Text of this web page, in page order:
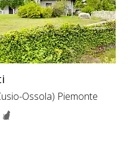
Ossola) Piemonte